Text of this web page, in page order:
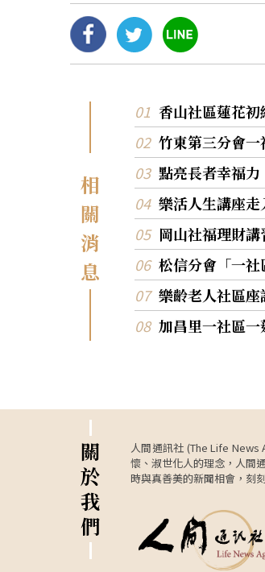
相
關
消
息
香山社區蓮花
竹東第三分會
點亮長者幸福
樂活人生講座
岡山社福理財
松信分會「一
樂齡老人社區
加昌里一社區
關
於
我
們
人間通訊社 (The Life
懷、淑世化人的理念，人間
時與真善美的新聞相會，刻